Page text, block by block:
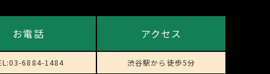
お電話
6884-1484
アクセス
渋谷駅から徒歩5分